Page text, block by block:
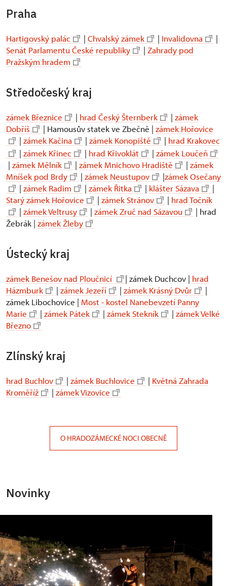
Praha
Hartigovský palác | Chvalský zámek | Invalidovna
|
Senát Parlamentu České republiky
| Zahrady pod
Pražským hradem
Středočeský kraj
zámek Březnice | hrad Český Šternberk | zámek
Dobříš
| Hamousův statek ve Zbečně | zámek Hořovice
| zámek Kačina | zámek Konopiště | hrad Krakovec
| zámek Křinec | hrad Křivoklát | zámek Loučeň
| zámek Mělník | zámek Mnichovo Hradiště | zámek
Mníšek pod Brdy
| zámek Neustupov |zámek Osečany
| zámek Radim | zámek Řitka | klášter Sázava
|
Starý zámek Hořovice
| zámek Stránov | hrad Točník
| zámek Veltrusy | zámek Zruč nad Sázavou
| hrad
Žebrák | zámek Žleby
Ústecký kraj
zámek Benešov nad Ploučnicí | zámek Duchcov | hrad
Házmburk
| zámek Jezeří | zámek Krásný Dvůr
|
zámek Libochovice | Most - kostel Nanebevzetí Panny
Marie
| zámek Pátek | zámek Stekník | zámek Velké
Březno
Zlínský kraj
hrad Buchlov | zámek Buchlovice | Květná Zahrada
Kroměříž
| zámek Vizovice
O HRADOZÁMECKÉ NOCI OBECNĚ
Novinky